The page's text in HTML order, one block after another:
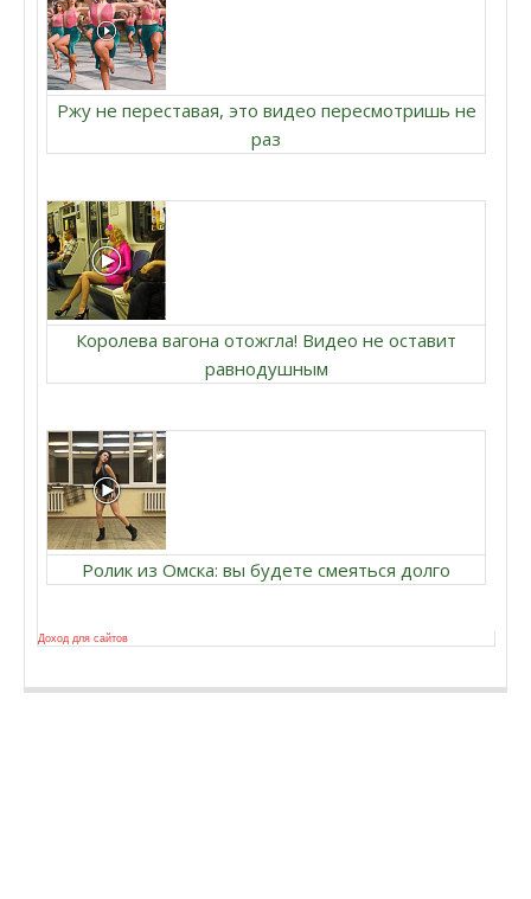
Ржу не переставая, это видео пересмотришь не
раз
Королева вагона отожгла! Видео не оставит
равнодушным
Ролик из Омска: вы будете смеяться долго
Доход для сайтов